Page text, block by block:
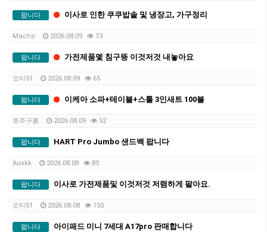
팝니다 이사로 인한 쿠쿠밥솥 및 냉장고, 가구정리
Macho 2026.08.09 73
팝니다 가전제품멫 침구뜽 이것저것 내놓아요
오티51 2026.08.09 65
팝니다 이케아 소파+테이블+스툴 3인새트 100불
호주구름 2026.08.09 52
팝니다 HART Pro Jumbo 샌드백 팝니다
Auskk 2026.08.08 85
팝니다 이사로 가전제품및 이것저것 저렴하게 팔아요.
오티51 2026.08.08 150
팝니다 아이패드 미니 7세대 A17pro 판매합니다